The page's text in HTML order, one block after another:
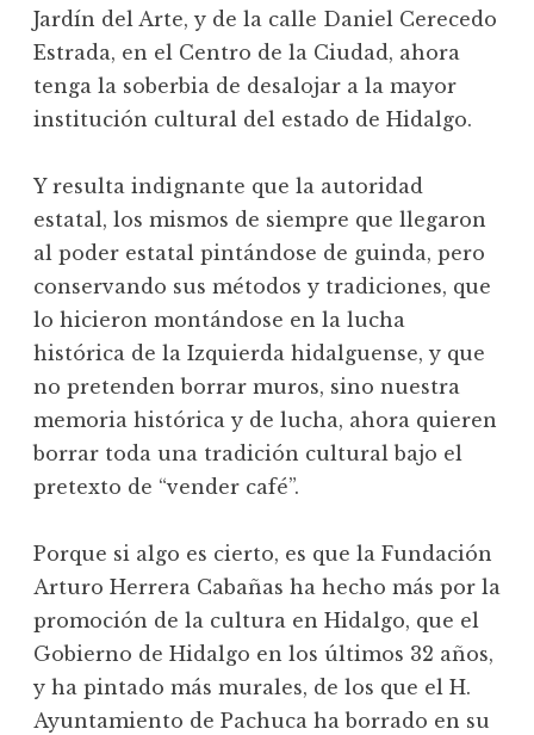
Jardín del Arte, y de la calle Daniel Cerecedo
Estrada, en el Centro de la Ciudad, ahora
tenga la soberbia de desalojar a la mayor
institución cultural del estado de Hidalgo.
Y resulta indignante que la autoridad
estatal, los mismos de siempre que llegaron
al poder estatal pintándose de guinda, pero
conservando sus métodos y tradiciones, que
lo hicieron montándose en la lucha
histórica de la Izquierda hidalguense, y que
no pretenden borrar muros, sino nuestra
memoria histórica y de lucha, ahora quieren
borrar toda una tradición cultural bajo el
pretexto de “vender café”.
Porque si algo es cierto, es que la Fundación
Arturo Herrera Cabañas ha hecho más por la
promoción de la cultura en Hidalgo, que el
Gobierno de Hidalgo en los últimos 32 años,
y ha pintado más murales, de los que el H.
Ayuntamiento de Pachuca ha borrado en su